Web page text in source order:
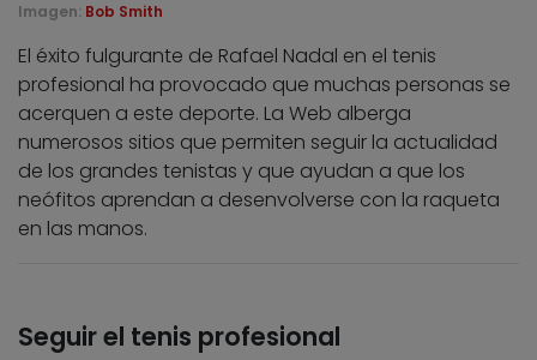
Imagen: Bob Smith
El éxito fulgurante de Rafael Nadal en el tenis
profesional ha provocado que muchas personas se
acerquen a este deporte. La Web alberga
numerosos sitios que permiten seguir la actualidad
de los grandes tenistas y que ayudan a que los
neófitos aprendan a desenvolverse con la raqueta
en las manos.
Seguir el tenis profesional